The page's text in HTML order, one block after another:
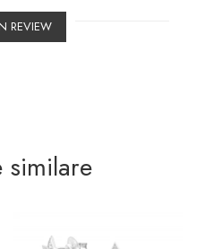
REVIEW
similare